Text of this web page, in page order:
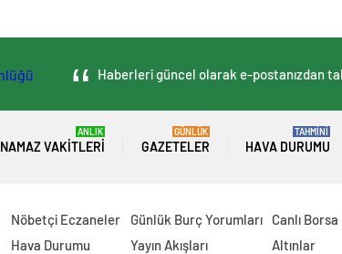
Haberleri güncel olarak e-postanızdan
NAMAZ VAKITLERI
ANLIK
GAZETELER
GÜNLÜK
HAVA DURUMU
TAHMİNİ
Nöbetçi Eczaneler
Hava Durumu
Günlük Burç Yorumları
Yayın Akışları
Canlı Borsa
Altınlar